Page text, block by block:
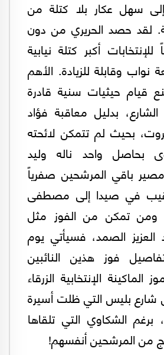
سهل عكار بلا كتلة من
لقد حصد الحريري من دون
أكبر كتلة نيابية
وقابلة للزيادة. الأهم
قيام حيثيات سنية قادرة
بدليل معاقبة فؤاد
بحيث لم تتمكن لائحته
بحاصل واحد ناله وليد
باقي المرشحين صفرياً
في صيدا إلى مصطفى
تمكن من الفوز مثل
العزيز الصمد، فسيأتي يوم
فوز هذين النائبين
الإنتخابية الزرقاء
شارع بليس التي ظلت أسيرة
برغم الشكاوي التي تلقاها
من المرشحين أنفسهم!